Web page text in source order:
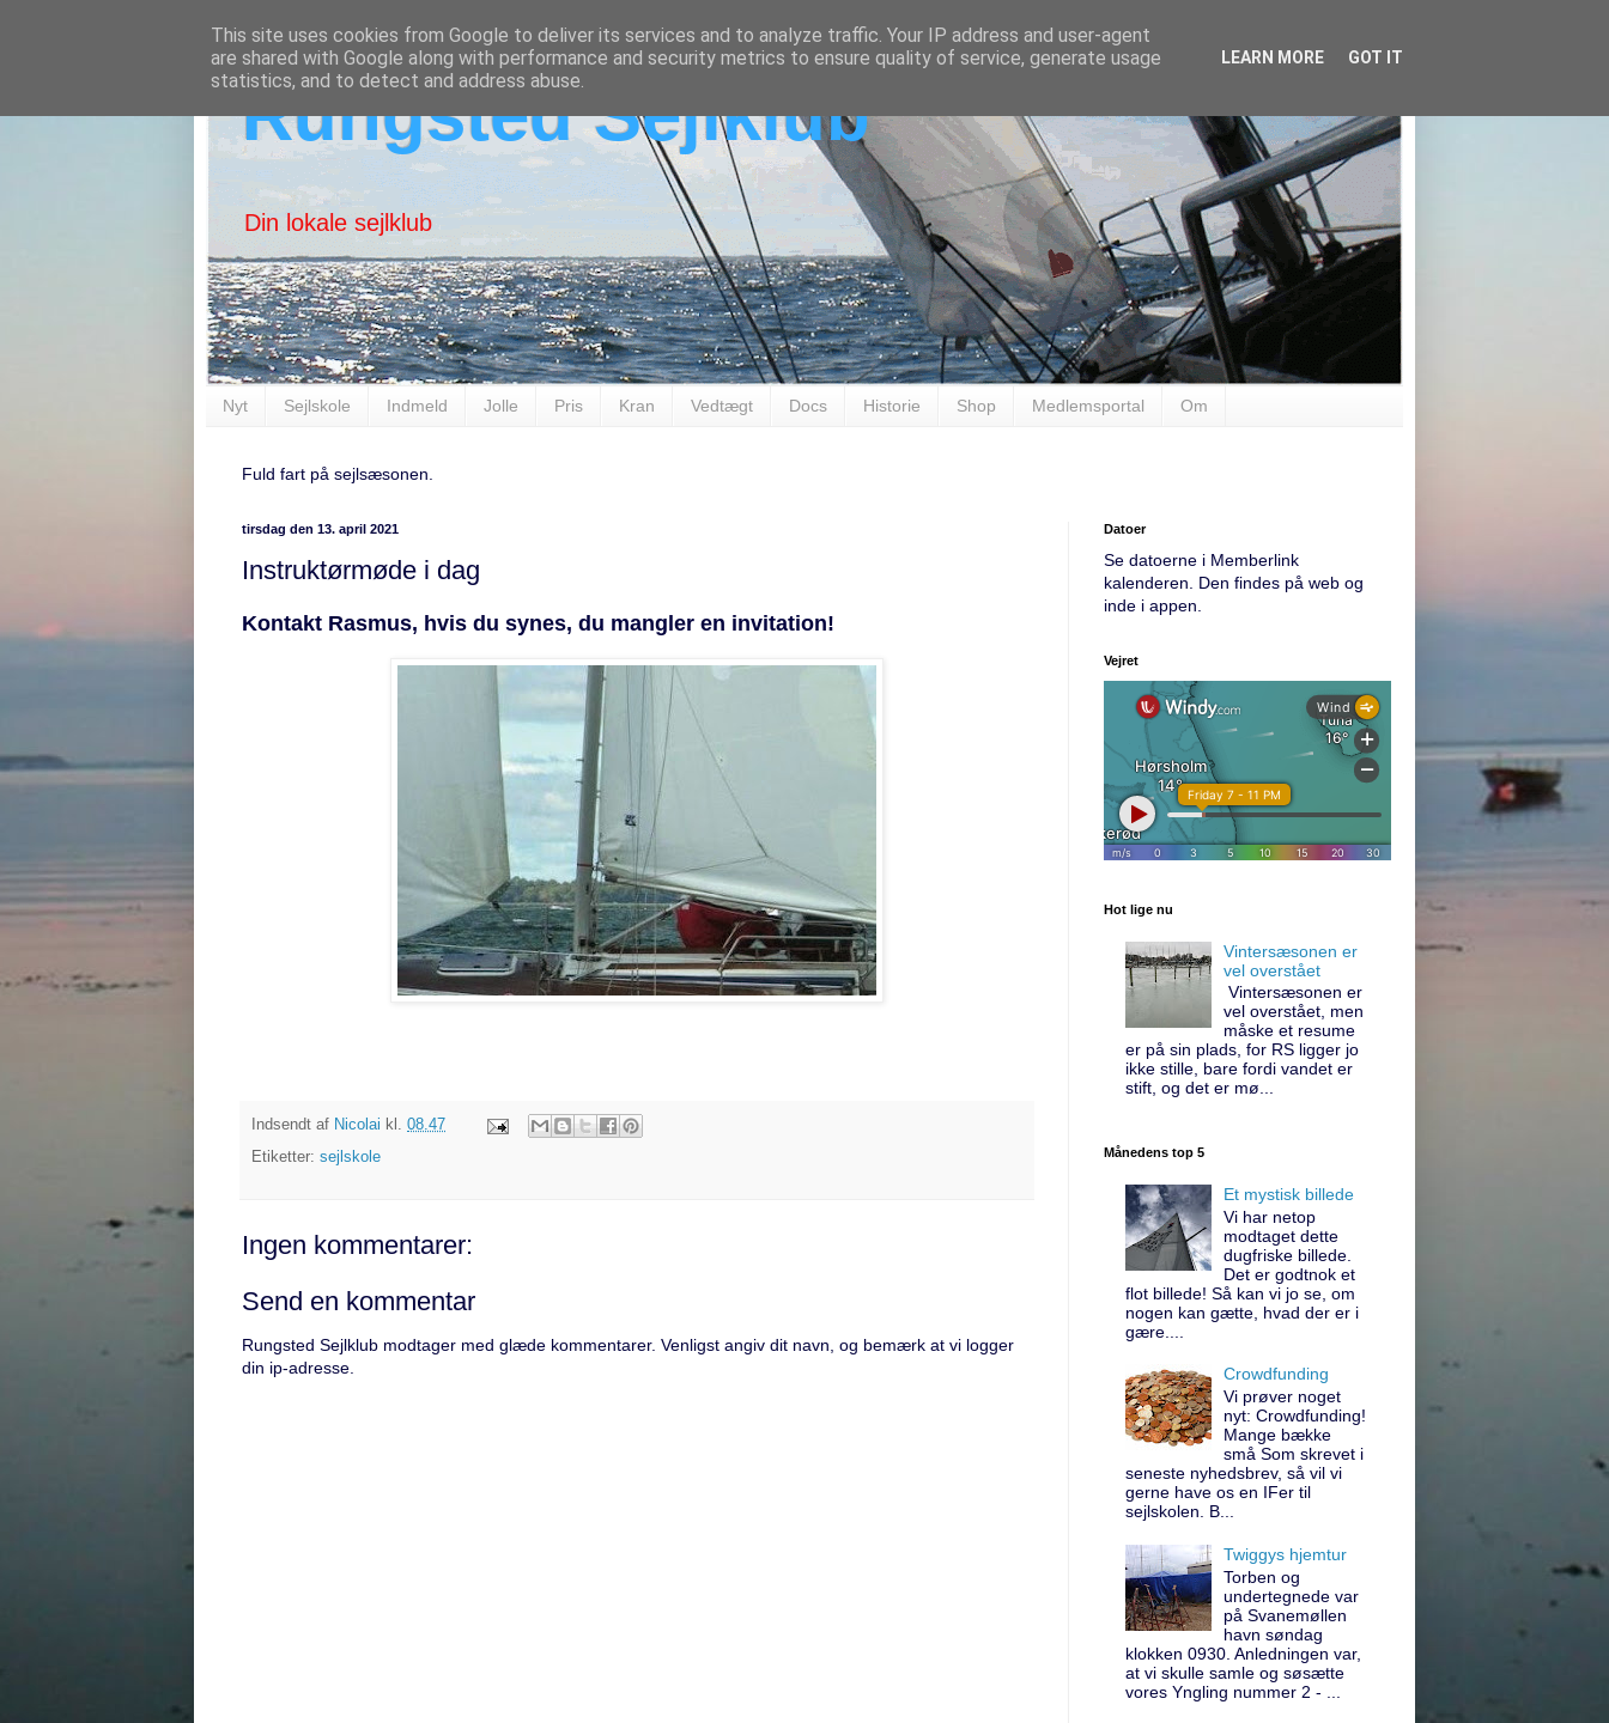
Rungsted Sejlklub
Din lokale sejlklub
Nyt Sejlskole Indmeld Jolle Pris Kran Vedtægt Docs Historie Shop Medlemsportal Om
Fuld fart på sejlsæsonen.
tirsdag den 13. april 2021
Instruktørmøde i dag
Kontakt Rasmus, hvis du synes, du mangler en invitation!
Indsendt af Nicolai kl. 08.47
Etiketter: sejlskole
Ingen kommentarer:
Send en kommentar
Rungsted Sejlklub modtager med glæde kommentarer. Venligst angiv dit navn, og bemærk at vi logger
din ip-adresse.
Datoer
Se datoerne i Memberlink
kalenderen. Den findes på web og
inde i appen.
Vejret
Hot lige nu
Vintersæsonen er
vel overstået
Vintersæsonen er
vel overstået, men
måske et resume
er på sin plads, for RS ligger jo
ikke stille, bare fordi vandet er
stift, og det er mø...
Månedens top 5
Et mystisk billede
Vi har netop
modtaget dette
dugfriske billede.
Det er godtnok et
flot billede! Så kan vi jo se, om
nogen kan gætte, hvad der er i
gære....
Crowdfunding
Vi prøver noget
nyt: Crowdfunding!
Mange bække
små Som skrevet i
seneste nyhedsbrev, så vil vi
gerne have os en IFer til
sejlskolen. B...
Twiggys hjemtur
Torben og
undertegnede var
på Svanemøllen
havn søndag
klokken 0930. Anledningen var,
at vi skulle samle og søsætte
vores Yngling nummer 2 - ...
This site uses cookies from Google to deliver its services and to analyze traffic. Your IP address and user-agent
are shared with Google along with performance and security metrics to ensure quality of service, generate usage
statistics, and to detect and address abuse.
LEARN MORE GOT IT